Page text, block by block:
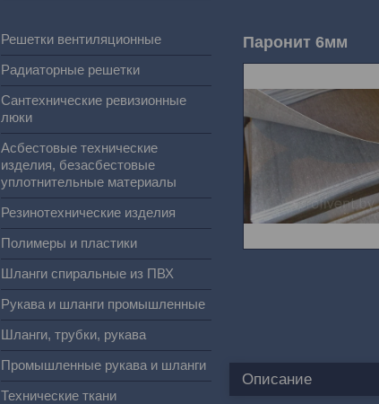
Паронит 6мм
Описание
Решетки вентиляционные
Радиаторные решетки
Сантехнические ревизионные
люки
Асбестовые технические
изделия, безасбестовые
уплотнительные материалы
Резинотехнические изделия
Полимеры и пластики
Шланги спиральные из ПВХ
Рукава и шланги промышленные
Шланги, трубки, рукава
Промышленные рукава и шланги
Технические ткани